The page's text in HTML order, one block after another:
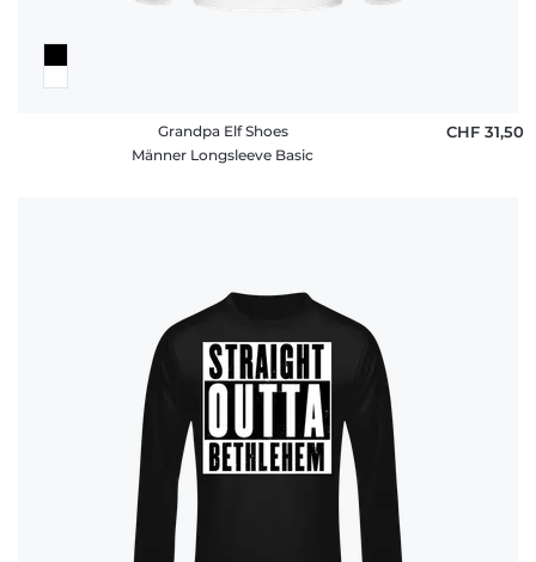
Grandpa Elf Shoes
Männer Longsleeve Basic
CHF 31,50